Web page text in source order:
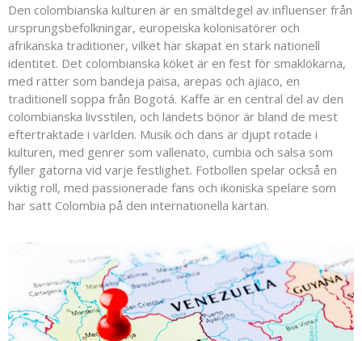
Den colombianska kulturen är en smältdegel av influenser från
ursprungsbefolkningar, europeiska kolonisatörer och
afrikanska traditioner, vilket har skapat en stark nationell
identitet. Det colombianska köket är en fest för smaklökarna,
med rätter som bandeja paisa, arepas och ajiaco, en
traditionell soppa från Bogotá. Kaffe är en central del av den
colombianska livsstilen, och landets bönor är bland de mest
eftertraktade i världen. Musik och dans är djupt rotade i
kulturen, med genrer som vallenato, cumbia och salsa som
fyller gatorna vid varje festlighet. Fotbollen spelar också en
viktig roll, med passionerade fans och ikoniska spelare som
har satt Colombia på den internationella kartan.